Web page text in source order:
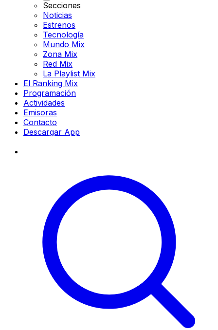
Secciones
Noticias
Estrenos
Tecnología
Mundo Mix
Zona Mix
Red Mix
La Playlist Mix
El Ranking Mix
Programación
Actividades
Emisoras
Contacto
Descargar App